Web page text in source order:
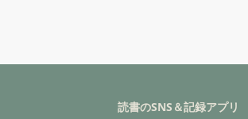
読書のSNS＆記録アプリ